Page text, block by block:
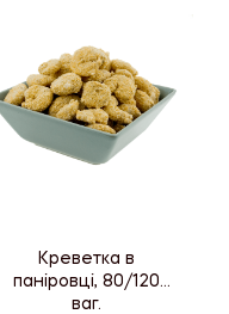
Креветка в
паніровці, 80/120
ваг.